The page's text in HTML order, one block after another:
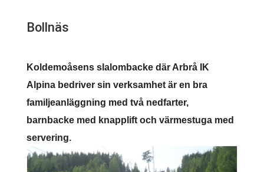
Bollnäs
Koldemoåsens slalombacke där Arbrå IK
Alpina bedriver sin verksamhet är en bra
familjeanläggning med två nedfarter,
barnbacke med knapplift och värmestuga med
servering.